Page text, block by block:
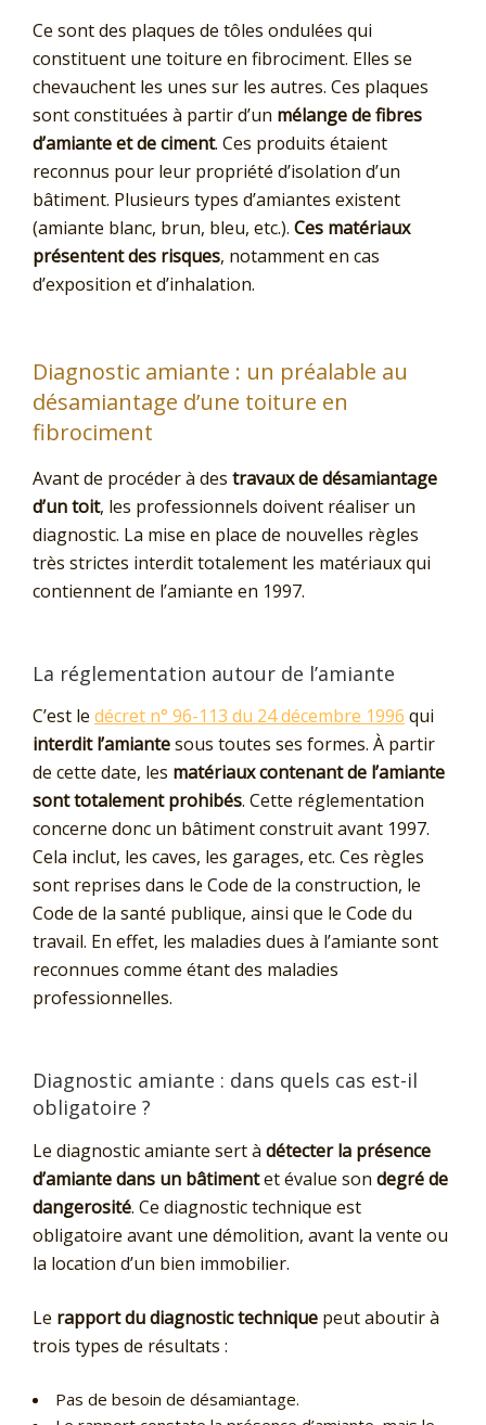
Ce sont des plaques de tôles ondulées qui
constituent une toiture en fibrociment. Elles se
chevauchent les unes sur les autres. Ces plaques
sont constituées à partir d’un mélange de fibres
d’amiante et de ciment. Ces produits étaient
reconnus pour leur propriété d’isolation d’un
bâtiment. Plusieurs types d’amiantes existent
(amiante blanc, brun, bleu, etc.). Ces matériaux
présentent des risques, notamment en cas
d’exposition et d’inhalation.
Diagnostic amiante : un préalable au
désamiantage d’une toiture en
fibrociment
Avant de procéder à des travaux de désamiantage
d’un toit, les professionnels doivent réaliser un
diagnostic. La mise en place de nouvelles règles
très strictes interdit totalement les matériaux qui
contiennent de l’amiante en 1997.
La réglementation autour de l’amiante
C’est le décret n° 96-113 du 24 décembre 1996 qui
interdit l’amiantesous toutes ses formes. À partir
de cette date, les matériaux contenant de l’amiante
sont totalement prohibés. Cette réglementation
concerne donc un bâtiment construit avant 1997.
Cela inclut, les caves, les garages, etc. Ces règles
sont reprises dans le Code de la construction, le
Code de la santé publique, ainsi que le Code du
travail. En effet, les maladies dues à l’amiante sont
reconnues comme étant des maladies
professionnelles.
Diagnostic amiante : dans quels cas est-il
obligatoire ?
Le diagnostic amiante sert à détecter la présence
d’amiante dans un bâtimentet évalue son degré de
dangerosité. Ce diagnostic technique est
obligatoire avant une démolition, avant la vente ou
la location d’un bien immobilier.
Le rapport du diagnostic technique peut aboutir à
trois types de résultats :
Pas de besoin de désamiantage.